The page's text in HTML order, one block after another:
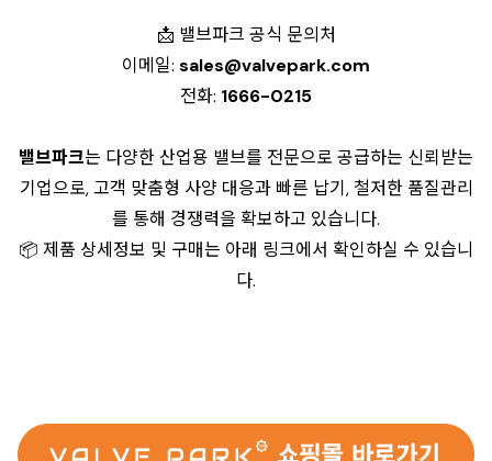
📩 밸브파크 공식 문의처
이메일: sales@valvepark.com
전화: 1666-0215
밸브파크는 다양한 산업용 밸브를 전문으로 공급하는 신뢰받는
기업으로, 고객 맞춤형 사양 대응과 빠른 납기, 철저한 품질관리
를 통해 경쟁력을 확보하고 있습니다.
📦 제품 상세정보 및 구매는 아래 링크에서 확인하실 수 있습니
다.